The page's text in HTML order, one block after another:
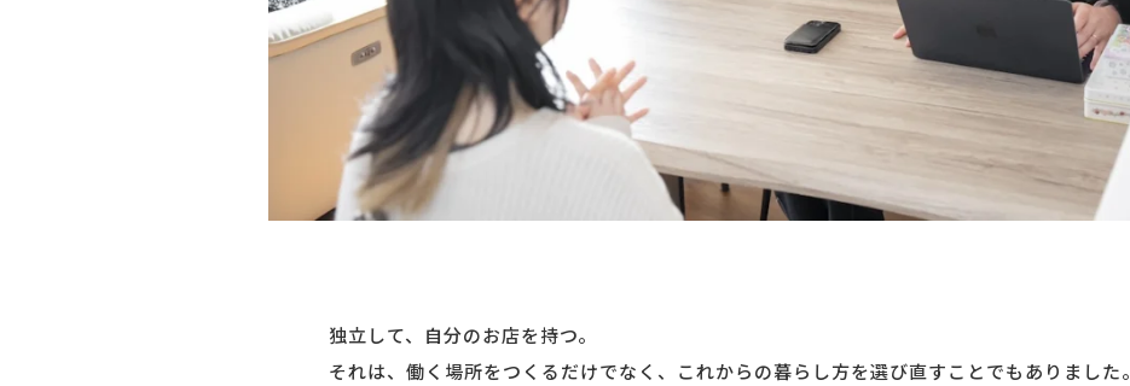
独立して、自分のお店を持つ。
それは、働く場所をつくるだけでなく、これからの暮らし方を選び直すことでもありました。